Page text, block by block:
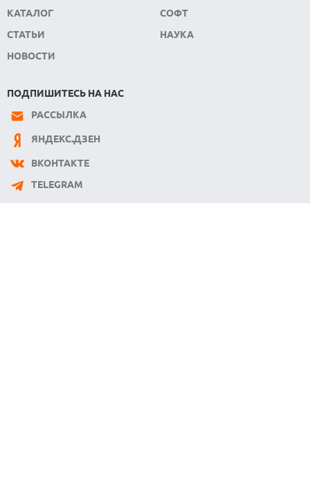
КАТАЛОГ
СТАТЬИ
НОВОСТИ
СОФТ
НАУКА
ПОДПИШИТЕСЬ НА НАС
РАССЫЛКА
ЯНДЕКС.ДЗЕН
ВКОНТАКТЕ
TELEGRAM